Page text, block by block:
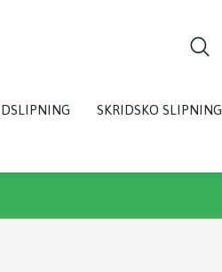
SKRIDSKO SLIPNING